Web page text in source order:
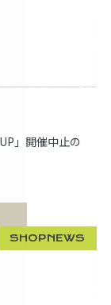
」開催中止の
SHOPNEWS